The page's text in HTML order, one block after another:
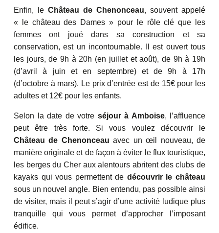
Enfin, le Château de Chenonceau, souvent appelé
« le château des Dames » pour le rôle clé que les
femmes ont joué dans sa construction et sa
conservation, est un incontournable. Il est ouvert tous
les jours, de 9h à 20h (en juillet et août), de 9h à 19h
(d’avril à juin et en septembre) et de 9h à 17h
(d’octobre à mars). Le prix d’entrée est de 15€ pour les
adultes et 12€ pour les enfants.
Selon la date de votre séjour à Amboise, l’affluence
peut être très forte. Si vous voulez découvrir le
Château de Chenonceau avec un œil nouveau, de
manière originale et de façon à éviter le flux touristique,
les berges du Cher aux alentours abritent des clubs de
kayaks qui vous permettent de découvrir le château
sous un nouvel angle. Bien entendu, pas possible ainsi
de visiter, mais il peut s’agir d’une activité ludique plus
tranquille qui vous permet d’approcher l’imposant
édifice.